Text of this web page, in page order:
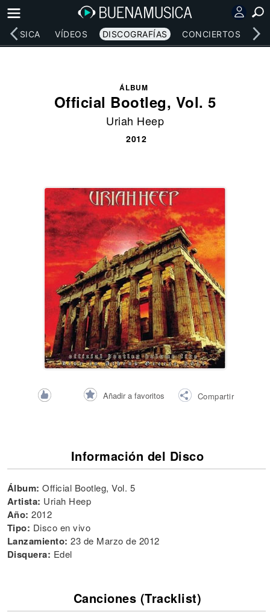
MÚSICA VÍDEOS DISCOGRAFÍAS CONCIERTOS
ÁLBUM
Official Bootleg, Vol. 5
Uriah Heep
2012
Añadir a favoritos Compartir
Información del Disco
Álbum: Official Bootleg, Vol. 5
Artista: Uriah Heep
Año: 2012
Tipo: Disco en vivo
Lanzamiento: 23 de Marzo de 2012
Disquera: Edel
Canciones (Tracklist)